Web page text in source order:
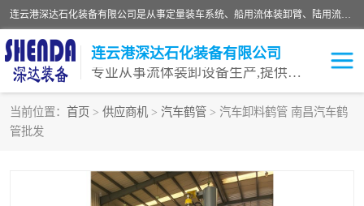
连云港深达石化装备有限公司是从事定量装车系统、船用流体装卸臂、陆用流体装卸臂（鹤管）、活动梯、钢构平台等全系列流体装卸设备的设计、制造、销售以及服务的专业供应商。公司始终以客户为中心，密切跟踪国内外油气储运及装卸设备先进技术的发展，以先进的技术、优质的产品、一流的服务，满足客户需求。
连云港深达石化装备有限公司
专业从事流体装卸设备生产,提供全面解决方案，生产与定制服务
当前位置： 首页 > 供应商机 > 汽车鹤管 > 汽车卸料鹤管 南昌汽车鹤
管批发
鹤管
LNG鹤管